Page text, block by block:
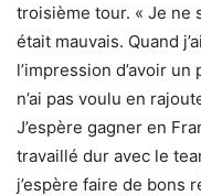
troisième tour. « Je ne
était mauvais. Quand
l’impression d’avoir
n’ai pas voulu en
J’espère gagner en
travaillé dur avec le
j’espère faire de bons